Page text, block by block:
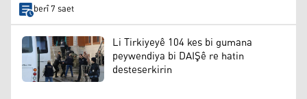
berî 7 saet
Li Tirkiyeyê 104 kes bi gumana
peywendiya bi DAIŞê re hatin
desteserkirin